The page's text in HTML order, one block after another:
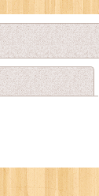
閉じる